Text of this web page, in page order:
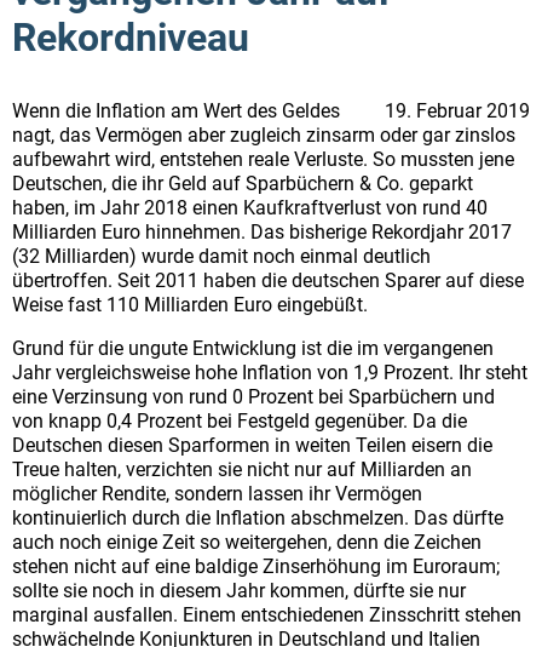
Rekordniveau
19. Februar 2019
Wenn die Inflation am Wert des Geldes
nagt, das Vermögen aber zugleich zinsarm oder gar zinslos
aufbewahrt wird, entstehen reale Verluste. So mussten jene
Deutschen, die ihr Geld auf Sparbüchern & Co. geparkt
haben, im Jahr 2018 einen Kaufkraftverlust von rund 40
Milliarden Euro hinnehmen. Das bisherige Rekordjahr 2017
(32 Milliarden) wurde damit noch einmal deutlich
übertroffen. Seit 2011 haben die deutschen Sparer auf diese
Weise fast 110 Milliarden Euro eingebüßt.
Grund für die ungute Entwicklung ist die im vergangenen
Jahr vergleichsweise hohe Inflation von 1,9 Prozent. Ihr steht
eine Verzinsung von rund 0 Prozent bei Sparbüchern und
von knapp 0,4 Prozent bei Festgeld gegenüber. Da die
Deutschen diesen Sparformen in weiten Teilen eisern die
Treue halten, verzichten sie nicht nur auf Milliarden an
möglicher Rendite, sondern lassen ihr Vermögen
kontinuierlich durch die Inflation abschmelzen. Das dürfte
auch noch einige Zeit so weitergehen, denn die Zeichen
stehen nicht auf eine baldige Zinserhöhung im Euroraum;
sollte sie noch in diesem Jahr kommen, dürfte sie nur
marginal ausfallen. Einem entschiedenen Zinsschritt stehen
schwächelnde Konjunkturen in Deutschland und Italien